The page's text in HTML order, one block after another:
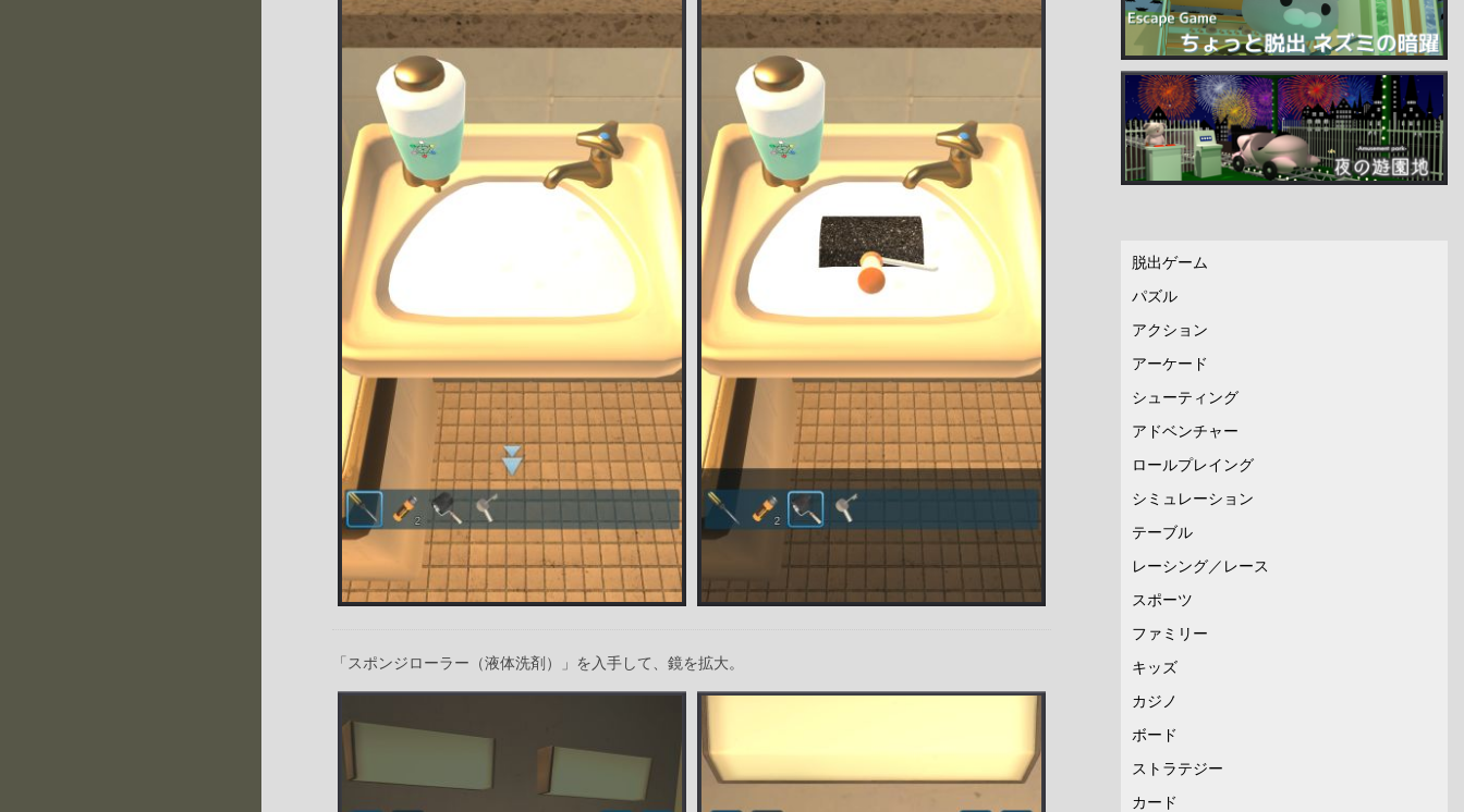
「スポンジローラー（液体洗剤）」を入手して、鏡を拡大。
脱出ゲーム
パズル
アクション
アーケード
シューティング
アドベンチャー
ロールプレイング
シミュレーション
テーブル
レーシング／レース
スポーツ
ファミリー
キッズ
カジノ
ボード
ストラテジー
カード